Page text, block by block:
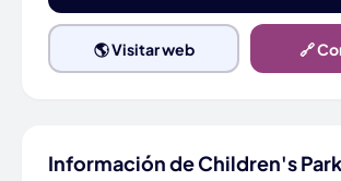
🌎 Visitar web 🔗
Información de Children's Park